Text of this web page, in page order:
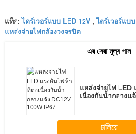
แท็ก:ไดร์เวอร์แบบ LED 12V ,ไดร์เวอร์แบ
แหล่งจ่ายไฟกล้องวงจรปิด
এর সেরা মূল্য পান
แหล่งจ่ายไฟ LED
เนื่องกันน้ำกลางแ
চালিয়ে